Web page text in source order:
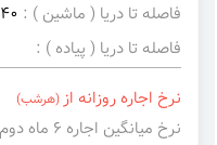
فاصله تا دریا ( ماشین ) : 40دقیقه
فاصله تا دریا ( پیاده ) :
نرخ اجاره روزانه از (هرشب)
نرخ میانگین اجاره ۶ ماه دوم سال